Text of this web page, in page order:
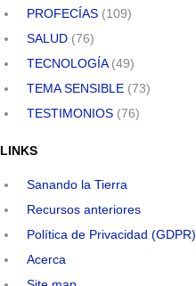
PROFECÍAS (109)
SALUD (76)
TECNOLOGÍA(49)
TEMA SENSIBLE (73)
TESTIMONIOS (76)
LINKS
Sanando la Tierra
Recursos anteriores
Política de Privacidad (GDPR)
Acerca